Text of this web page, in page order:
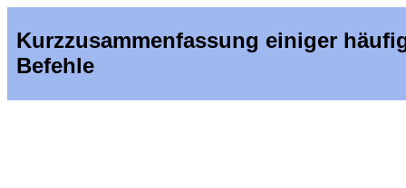
Kurzzusammenfassung einiger
Befehle